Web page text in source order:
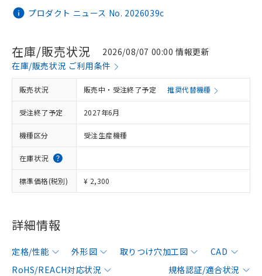
プロダクト ニュース No. 2026039c
在庫/販売状況
2026/08/07 00:00 情報更新
在庫/販売状況 ご利用条件
販売状況 販売中・受注終了予定 推奨代替機種
受注終了予定 2027年6月
機種区分 受注生産機種
在庫状況
標準価格(税別) ¥ 2,300
詳細情報
定格/性能 外形図 取りつけ穴加工図
CAD
RoHS/REACH対応状況
規格認証/適合状況